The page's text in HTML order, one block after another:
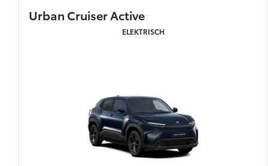
Urban Cruiser Active
ELEKTRISCH